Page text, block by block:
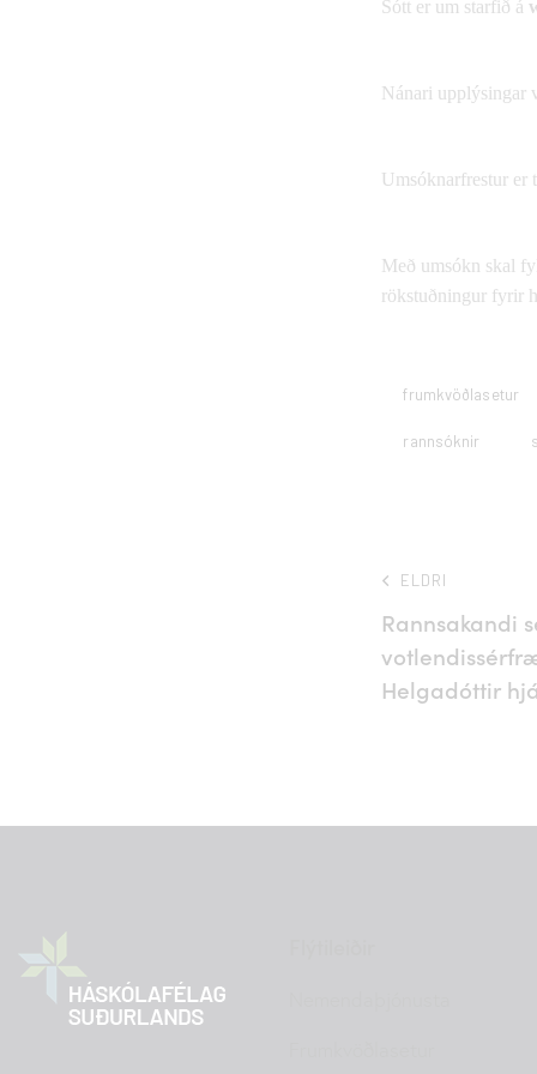
Sótt er um starfið á
Nánari upplýsingar
Umsóknarfrestur er
Með umsókn skal
rökstuðningur fyrir
frumkvöðlasetur
rannsóknir
ELDRI
Rannsakandi
Helgadóttir